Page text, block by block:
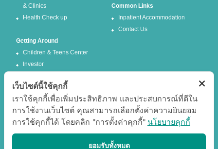
& Clinics
Health Check up
Common Links
Inpatient Accommodation
Contact Us
Getting Around
Children & Teens Center
Investor
Facebook Twitter
เว็บไซต์นี้ใช้คุกกี้
เราใช้คุกกี้เพื่อเพิ่มประสิทธิภาพ และประสบการณ์ที่ดีใน
การใช้งานเว็บไซต์ คุณสามารถเลือกตั้งค่าความยินยอม
การใช้คุกกี้ได้ โดยคลิก "การตั้งค่าคุกกี้" นโยบายคุกกี้
ยอมรับทั้งหมด